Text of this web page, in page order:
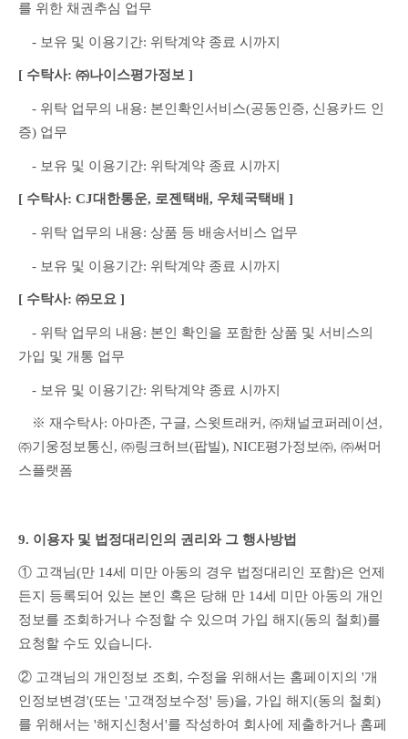
를 위한 채권추심 업무
- 보유 및 이용기간: 위탁계약 종료 시까지
[ 수탁사: ㈜나이스평가정보 ]
- 위탁 업무의 내용: 본인확인서비스(공동인증, 신용카드 인
증) 업무
- 보유 및 이용기간: 위탁계약 종료 시까지
[ 수탁사: CJ대한통운, 로젠택배, 우체국택배 ]
- 위탁 업무의 내용: 상품 등 배송서비스 업무
- 보유 및 이용기간: 위탁계약 종료 시까지
[ 수탁사: ㈜모요 ]
- 위탁 업무의 내용: 본인 확인을 포함한 상품 및 서비스의
가입 및 개통 업무
- 보유 및 이용기간: 위탁계약 종료 시까지
※ 재수탁사: 아마존, 구글, 스윗트래커, ㈜채널코퍼레이션,
㈜기웅정보통신, ㈜링크허브(팝빌), NICE평가정보㈜, ㈜써머
스플랫폼
9. 이용자 및 법정대리인의 권리와 그 행사방법
① 고객님(만 14세 미만 아동의 경우 법정대리인 포함)은 언제
든지 등록되어 있는 본인 혹은 당해 만 14세 미만 아동의 개인
정보를 조회하거나 수정할 수 있으며 가입 해지(동의 철회)를
요청할 수도 있습니다.
② 고객님의 개인정보 조회, 수정을 위해서는 홈페이지의 '개
인정보변경'(또는 '고객정보수정' 등)을, 가입 해지(동의 철회)
를 위해서는 '해지신청서'를 작성하여 회사에 제출하거나 홈페